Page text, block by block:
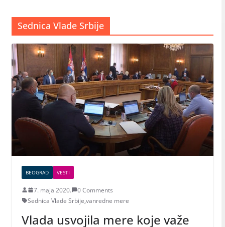
Sednica Vlade Srbije
BEOGRAD VESTI
7. maja 2020.
0 Comments
Sednica Vlade Srbije,vanredne mere
Vlada usvojila mere koje važe